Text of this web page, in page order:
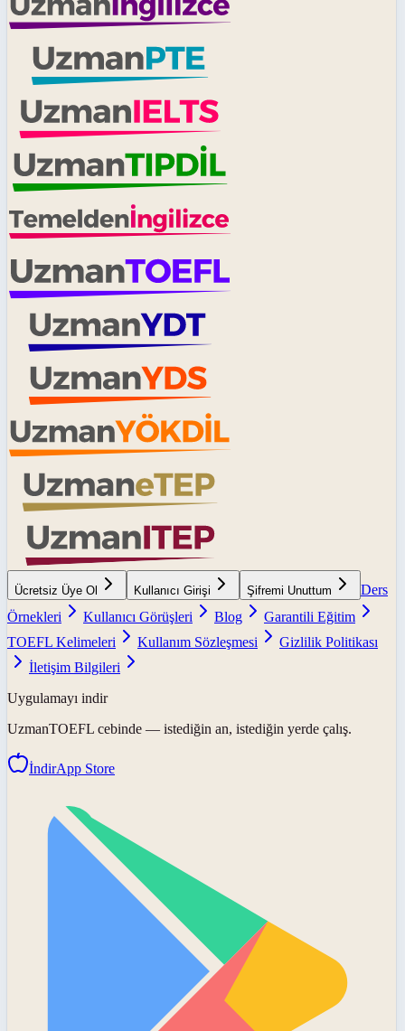
Ücretsiz Üye Ol Kullanıcı Girişi Şifremi Unuttum
Ders
Örnekleri
Kullanıcı Görüşleri Blog
Garantili Eğitim
TOEFL Kelimeleri
Kullanım Sözleşmesi
Gizlilik Politikası
İletişim Bilgileri
Uygulamayı indir
UzmanTOEFL cebinde — istediğin an, istediğin yerde çalış.
İndirApp Store